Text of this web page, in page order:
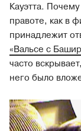
Кауэтта.
правоте, как в
принадлежит
«Вальсе с
часто
него было